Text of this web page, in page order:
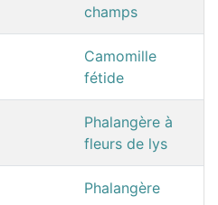
champs
Camomille
fétide
Phalangère à
fleurs de lys
Phalangère